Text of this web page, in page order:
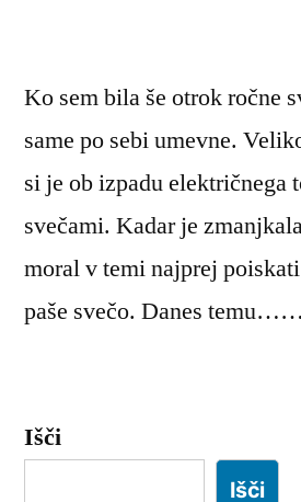
Ko sem bila še otrok ročne
same po sebi umevne.
si je ob izpadu električnega
svečami. Kadar je
moral v temi najprej
paše svečo. Danes temu……
Išči
Išči